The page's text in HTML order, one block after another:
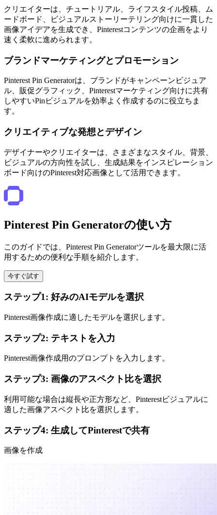
クリエイターは、チュートリアル、ライフスタイル投稿、ム
ードボード、ビジュアルストーリーテリング向けに一貫した
画像アイデアを生成でき、Pinterestコンテンツの企画をより
速く柔軟に進められます。
ブランドマーケティングとプロモーション
Pinterest Pin Generatorは、ブランドがキャンペーンビジュア
ル、販促グラフィック、Pinterestマーケティング向けに共有
しやすいPinビジュアルを効率よく作成するのに役立ちま
す。
クリエイティブな発想とデザイン
デザイナーやクリエイターは、さまざまなスタイル、背景、
ビジュアルの方向性を試し、生成結果をインスピレーション
ボード向けのPinterest対応画像として活用できます。
Pinterest Pin Generatorの使い方
このガイドでは、Pinterest Pin Generatorツールを最大限に活
用するための便利な手順を紹介します。
今すぐ試す
ステップ1: 好みのAIモデルを選択
Pinterest画像作成に適したモデルを選択します。
ステップ2: テキストを入力
Pinterest画像作成用のプロンプトを入力します。
ステップ3: 画像のアスペクト比を選択
利用可能な場合は縦長や正方形など、Pinterestビジュアルに
適した画像アスペクト比を選択します。
ステップ4: 生成してPinterestで共有
画像を作成